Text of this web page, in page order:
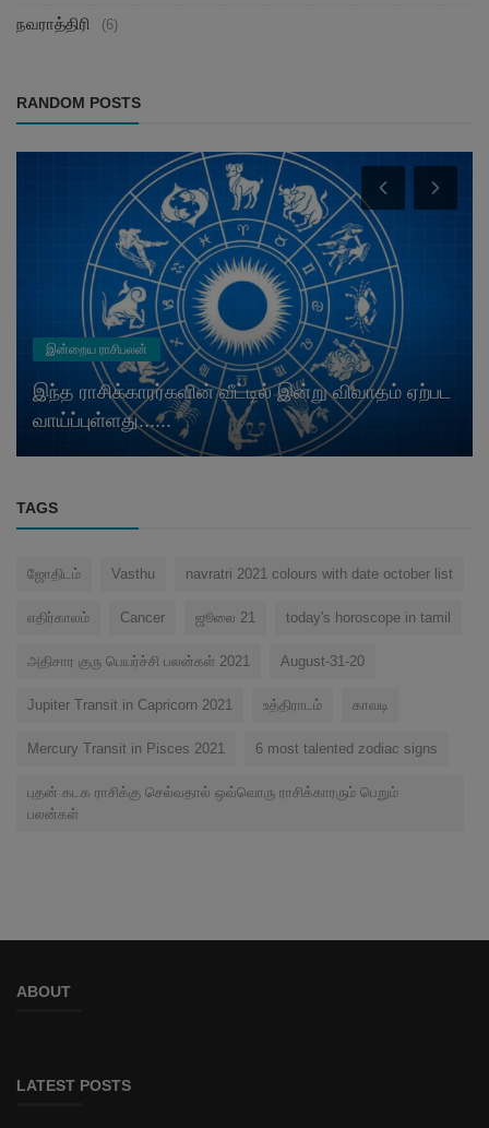
நவராத்திரி (6)
RANDOM POSTS
இன்றைய ராசிபலன்
இந்த ராசிக்காரர்களின் வீட்டில் இன்று விவாதம் ஏற்பட
வாய்ப்புள்ளது......
TAGS
ஜோ‌திட‌ம் Vasthu navratri 2021 colours with date october list
எ‌தி‌ர்கால‌ம் Cancer ஜூலை 21 today's horoscope in tamil
அதிசார குரு பெயர்ச்சி பலன்கள் 2021 August-31-20
Jupiter Transit in Capricorn 2021 உத்திராடம் காவடி
Mercury Transit in Pisces 2021 6 most talented zodiac signs
புதன் கடக ராசிக்கு செல்வதால் ஒவ்வொரு ராசிக்காரரும் பெறும்
பலன்கள்
ABOUT
LATEST POSTS